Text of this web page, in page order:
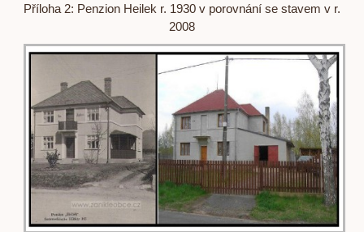
Příloha 2: Penzion Heilek r. 1930 v porovnání se stavem v r.
2008